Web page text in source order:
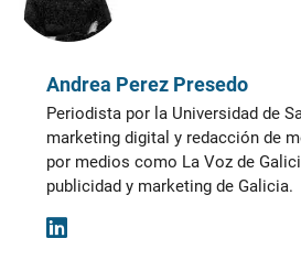
Andrea Perez Presedo
Periodista por la Universidad de
marketing digital y redacción de
por medios como La Voz de
publicidad y marketing de Galicia.